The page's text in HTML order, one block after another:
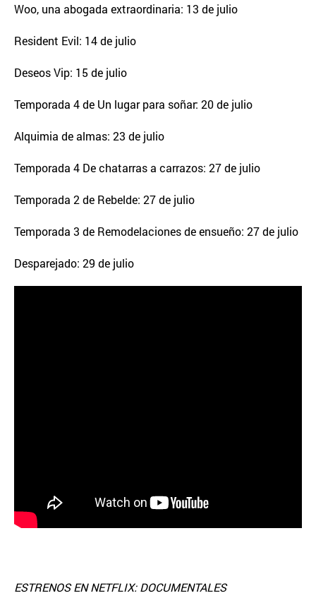
Woo, una abogada extraordinaria: 13 de julio
Resident Evil: 14 de julio
Deseos Vip: 15 de julio
Temporada 4 de Un lugar para soñar: 20 de julio
Alquimia de almas: 23 de julio
Temporada 4 De chatarras a carrazos: 27 de julio
Temporada 2 de Rebelde: 27 de julio
Temporada 3 de Remodelaciones de ensueño: 27 de julio
Desparejado: 29 de julio
ESTRENOS EN NETFLIX: DOCUMENTALES